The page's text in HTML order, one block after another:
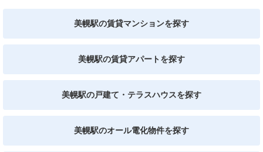
美幌駅の賃貸マンションを探す
美幌駅の賃貸アパートを探す
美幌駅の戸建て・テラスハウスを探す
美幌駅のオール電化物件を探す